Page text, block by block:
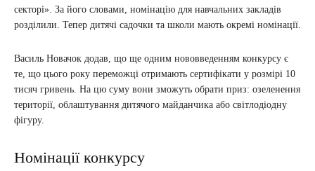
секторі». За його словами, номінацію для навчальних закладів
розділили. Тепер дитячі садочки та школи мають окремі номінації.
Василь Новачок додав, що ще одним нововведенням конкурсу є
те, що цього року переможці отримають сертифікати у розмірі 10
тисяч гривень. На цю суму вони зможуть обрати приз: озеленення
території, облаштування дитячого майданчика або світлодіодну
фігуру.
Номінації конкурсу